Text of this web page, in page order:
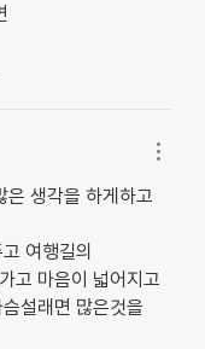
은 생각을 하게하고
여행길의
고 마음이 넓어지고
설래면 많은것을